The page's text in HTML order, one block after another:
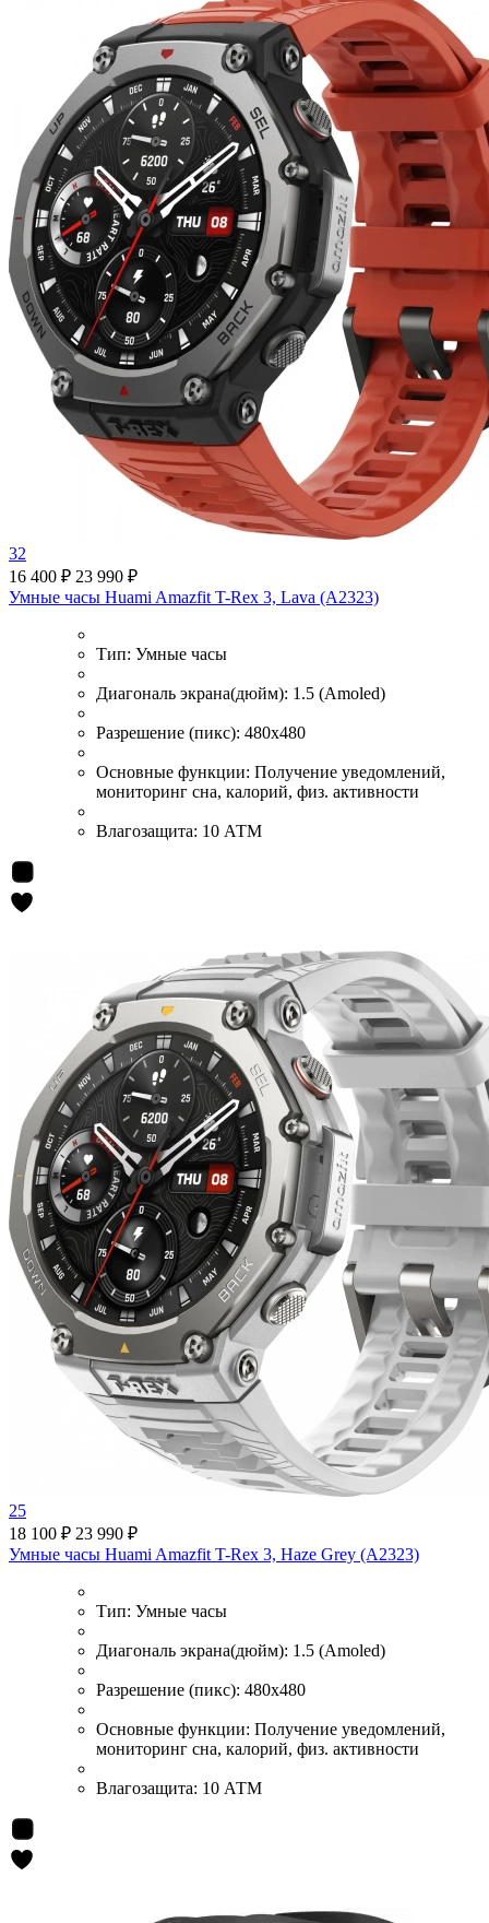
32
16 400 ₽ 23 990 ₽
Умные часы Huami Amazfit T-Rex 3, Lava (A2323)
Тип: Умные часы
Диагональ экрана(дюйм): 1.5 (Amoled)
Разрешение (пикс): 480x480
Основные функции: Получение уведомлений,
мониторинг сна, калорий, физ. активности
Влагозащита: 10 АТМ
25
18 100 ₽ 23 990 ₽
Умные часы Huami Amazfit T-Rex 3, Haze Grey (A2323)
Тип: Умные часы
Диагональ экрана(дюйм): 1.5 (Amoled)
Разрешение (пикс): 480x480
Основные функции: Получение уведомлений,
мониторинг сна, калорий, физ. активности
Влагозащита: 10 АТМ